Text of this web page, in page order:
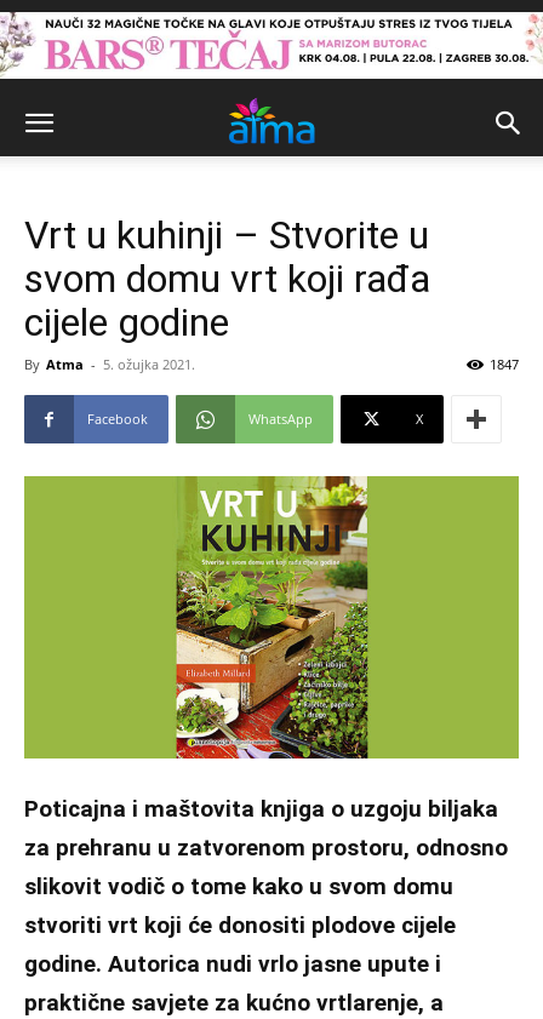
Vrt u kuhinji – Stvorite u
svom domu vrt koji rađa
cijele godine
By Atma - 5. ožujka 2021. 1847
Facebook WhatsApp X
Poticajna i maštovita knjiga o uzgoju biljaka
za prehranu u zatvorenom prostoru, odnosno
slikovit vodič o tome kako u svom domu
stvoriti vrt koji će donositi plodove cijele
godine. Autorica nudi vrlo jasne upute i
praktične savjete za kućno vrtlarenje, a